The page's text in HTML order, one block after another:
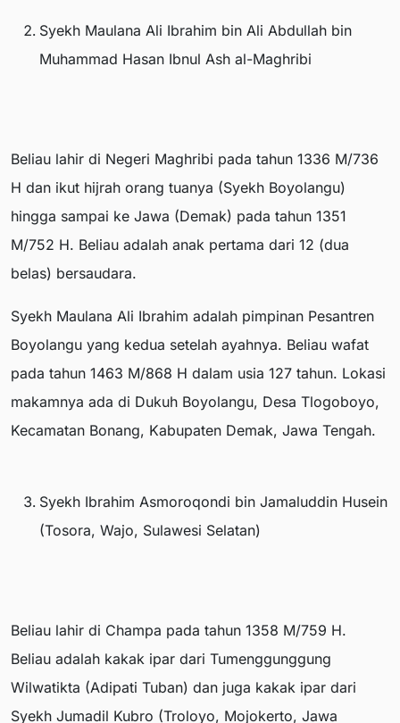
Syekh Maulana Ali Ibrahim bin Ali Abdullah bin
Muhammad Hasan Ibnul Ash al-Maghribi
Beliau lahir di Negeri Maghribi pada tahun 1336 M/736
H dan ikut hijrah orang tuanya (Syekh Boyolangu)
hingga sampai ke Jawa (Demak) pada tahun 1351
M/752 H. Beliau adalah anak pertama dari 12 (dua
belas) bersaudara.
Syekh Maulana Ali Ibrahim adalah pimpinan Pesantren
Boyolangu yang kedua setelah ayahnya. Beliau wafat
pada tahun 1463 M/868 H dalam usia 127 tahun. Lokasi
makamnya ada di Dukuh Boyolangu, Desa Tlogoboyo,
Kecamatan Bonang, Kabupaten Demak, Jawa Tengah.
Syekh Ibrahim Asmoroqondi bin Jamaluddin Husein
(Tosora, Wajo, Sulawesi Selatan)
Beliau lahir di Champa pada tahun 1358 M/759 H.
Beliau adalah kakak ipar dari Tumenggunggung
Wilwatikta (Adipati Tuban) dan juga kakak ipar dari
Syekh Jumadil Kubro (Troloyo, Mojokerto, Jawa